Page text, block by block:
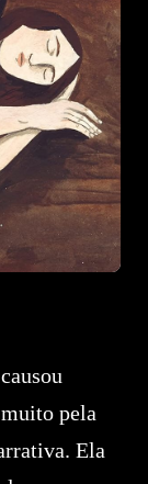
pela
Ela